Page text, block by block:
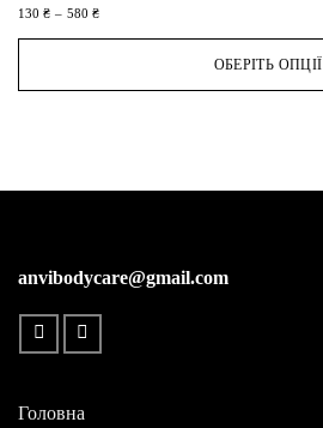
130 ₴ – 580 ₴Діапазон
ОБЕРІТЬ ОПЦІЇ
має
кілька
Параметри
сторінці
Головна
anvibodycare@gmail.com